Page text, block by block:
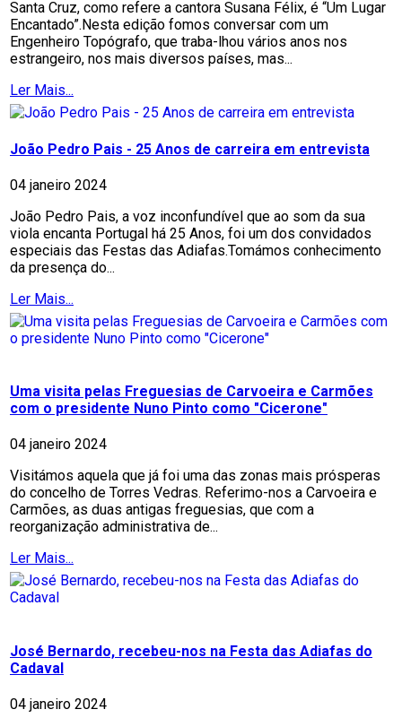
Santa Cruz, como refere a cantora Susana Félix, é “Um Lugar
Encantado”.Nesta edição fomos conversar com um
Engenheiro Topógrafo, que traba-lhou vários anos nos
estrangeiro, nos mais diversos países, mas...
Ler Mais...
João Pedro Pais - 25 Anos de carreira em entrevista
04 janeiro 2024
João Pedro Pais, a voz inconfundível que ao som da sua
viola encanta Portugal há 25 Anos, foi um dos convidados
especiais das Festas das Adiafas.Tomámos conhecimento
da presença do...
Ler Mais...
Uma visita pelas Freguesias de Carvoeira e Carmões
com o presidente Nuno Pinto como "Cicerone"
04 janeiro 2024
Visitámos aquela que já foi uma das zonas mais prósperas
do concelho de Torres Vedras. Referimo-nos a Carvoeira e
Carmões, as duas antigas freguesias, que com a
reorganização administrativa de...
Ler Mais...
José Bernardo, recebeu-nos na Festa das Adiafas do
Cadaval
04 janeiro 2024